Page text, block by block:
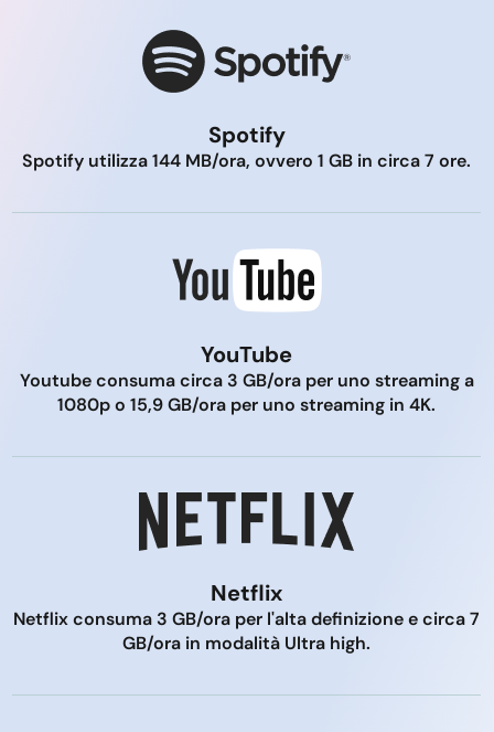
Spotify
Spotify utilizza 144 MB/ora, ovvero 1 GB in circa 7 ore.
YouTube
Youtube consuma circa 3 GB/ora per uno streaming a
1080p o 15,9 GB/ora per uno streaming in 4K.
Netflix
Netflix consuma 3 GB/ora per l'alta definizione e circa 7
GB/ora in modalità Ultra high.